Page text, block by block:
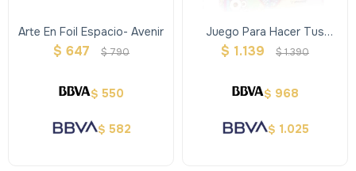
Arte En Foil Espacio- Avenir
$ 647 $790
$ 550
$ 582
Juego Para Hacer Tus
Charms De Resina
$ 1.139 $1.390
$ 968
$ 1.025